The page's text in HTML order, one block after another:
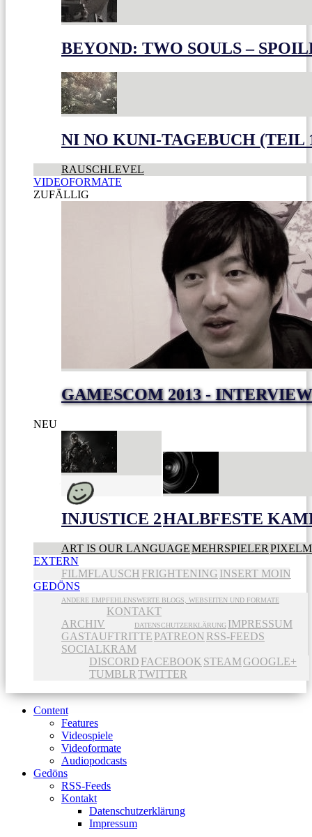
BEYOND: TWO SOULS –
NI NO KUNI-TAGEBUCH (TEIL
RAUSCHLEVEL
VIDEOFORMATE
ZUFÄLLIG
GAMESCOM 2013 -
NEU
INJUSTICE 2HALBFESTE
ART IS OUR LANGUAGEMEHRSPIELER
EXTERN
FILMFLAUSCH FRIGHTENING INSERT MOIN
GEDÖNS
ANDERE EMPFEHLENSWERTE BLOGS, WEBSEITEN UND FORMATE
ARCHIV
KONTAKT
DATENSCHUTZERKLÄRUNG IMPRESSUM
GASTAUFTRITTE PATREON RSS-FEEDS
SOCIALKRAM
DISCORD FACEBOOK STEAMGOOGLE+
TUMBLR TWITTER
Content
Features
Videospiele
Videoformate
Audiopodcasts
Gedöns
RSS-Feeds
Kontakt
Datenschutzerklärung
Impressum